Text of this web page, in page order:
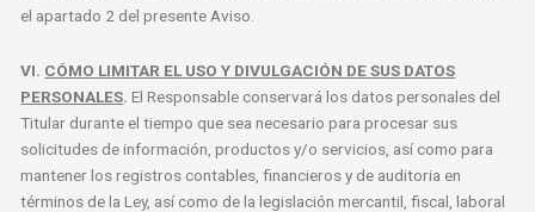
el apartado 2 del presente Aviso.
VI. CÓMO LIMITAR EL USO Y DIVULGACIÓN DE SUS DATOS
PERSONALES.El Responsable conservará los datos personales del
Titular durante el tiempo que sea necesario para procesar sus
solicitudes de información, productos y/o servicios, así como para
mantener los registros contables, financieros y de auditoria en
términos de la Ley, así como de la legislación mercantil, fiscal, laboral